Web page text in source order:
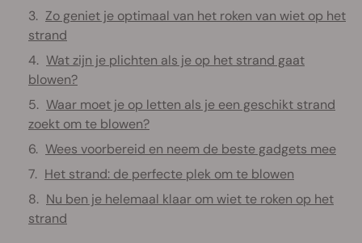
Zo geniet je optimaal van het roken van wiet op het
strand
Wat zijn je plichten als je op het strand gaat
blowen?
Waar moet je op letten als je een geschikt strand
zoekt om te blowen?
Wees voorbereid en neem de beste gadgets mee
Het strand: de perfecte plek om te blowen
Nu ben je helemaal klaar om wiet te roken op het
strand